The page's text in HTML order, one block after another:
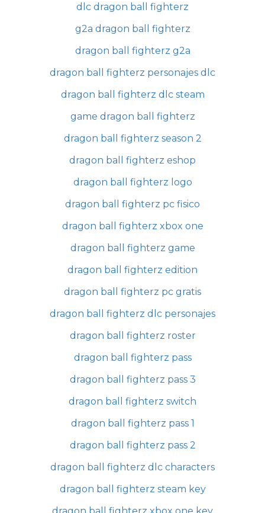
dlc dragon ball fighterz
g2a dragon ball fighterz
dragon ball fighterz g2a
dragon ball fighterz personajes dlc
dragon ball fighterz dlc steam
game dragon ball fighterz
dragon ball fighterz season 2
dragon ball fighterz eshop
dragon ball fighterz logo
dragon ball fighterz pc fisico
dragon ball fighterz xbox one
dragon ball fighterz game
dragon ball fighterz edition
dragon ball fighterz pc gratis
dragon ball fighterz dlc personajes
dragon ball fighterz roster
dragon ball fighterz pass
dragon ball fighterz pass 3
dragon ball fighterz switch
dragon ball fighterz pass 1
dragon ball fighterz pass 2
dragon ball fighterz dlc characters
dragon ball fighterz steam key